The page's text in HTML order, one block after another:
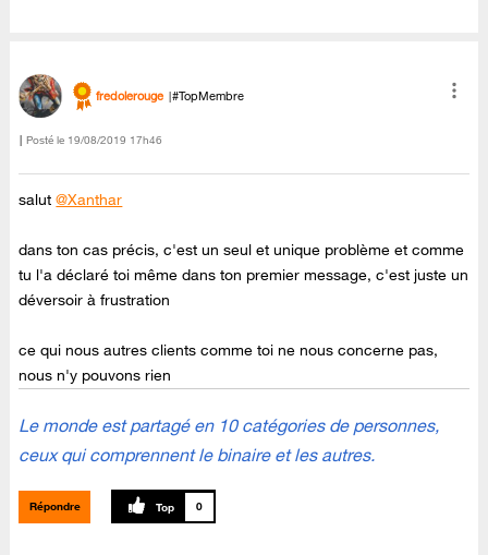
fredolerouge #TopMembre
Posté le ‎19/08/2019 17h46
salut@Xanthar
dans ton cas précis, c'est un seul et unique problème et comme
tu l'a déclaré toi même dans ton premier message, c'est juste un
déversoir à frustration
ce qui nous autres clients comme toi ne nous concerne pas,
nous n'y pouvons rien
Le monde est partagé en 10 catégories de personnes,
ceux qui comprennent le binaire et les autres.
Répondre 0